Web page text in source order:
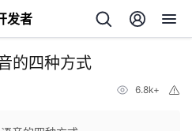
发者
的四种方式
6.8k+